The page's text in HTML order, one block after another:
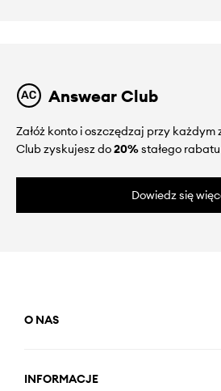
Answear Club
Załóż konto i oszczędzaj przy każdym
Club zyskujesz do20%stałego
Dowiedz się
O NAS
INFORMACJE